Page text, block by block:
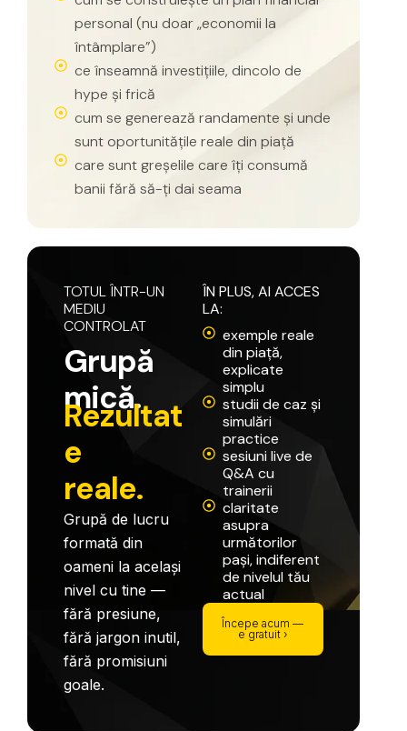
personal (nu doar „economii la
întâmplare”)
ce înseamnă investițiile, dincolo de
hype și frică
cum se generează randamente și unde
sunt oportunitățile reale din piață
care sunt greșelile care îți consumă
banii fără să-ți dai seama
TOTUL ÎNTR-UN
MEDIU
CONTROLAT
Grupă
mică.
Rezultat
e
reale.
Grupă de lucru
formată din
oameni la același
nivel cu tine —
fără presiune,
fără jargon inutil,
fără promisiuni
goale.
ÎN PLUS, AI ACCES
LA:
exemple reale
din piață,
explicate
simplu
studii de caz și
simulări
practice
sesiuni live de
Q&A cu
trainerii
claritate
asupra
următorilor
pași, indiferent
de nivelul tău
actual
Începe acum —
e gratuit ›